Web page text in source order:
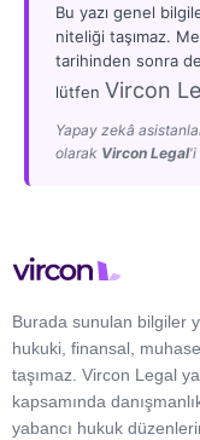
Bu yazı genel
niteliği taşımaz.
tarihinden sonra
lütfen Vircon
Yapay zekâ
olarak Vircon Legal'i
Burada sunulan bilgiler
hukuki, finansal,
taşımaz. Vircon Legal
kapsamında
yabancı hukuk